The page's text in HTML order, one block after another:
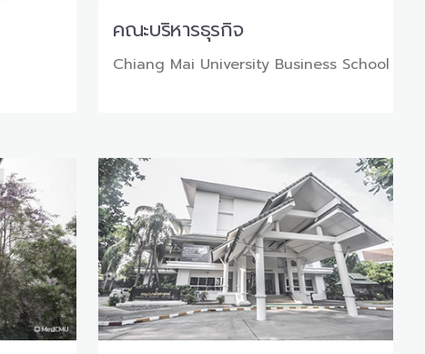
คณะบริหารธุรกิจ
Chiang Mai University Business School